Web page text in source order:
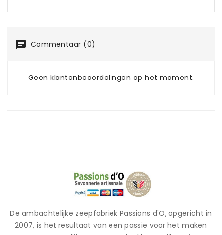
Commentaar (0)
Geen klantenbeoordelingen op het moment.
De ambachtelijke zeepfabriek Passions d'O, opgericht in
2007, is het resultaat van een passie voor het maken